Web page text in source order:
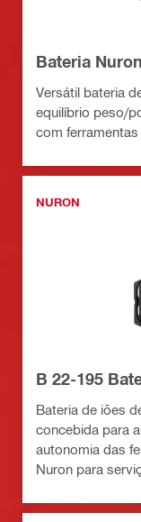
Bateria
Versátil bateria
equilíbrio peso/
com
NURON
B 22-195
Bateria de iões
concebida para
autonomia das
Nuron para